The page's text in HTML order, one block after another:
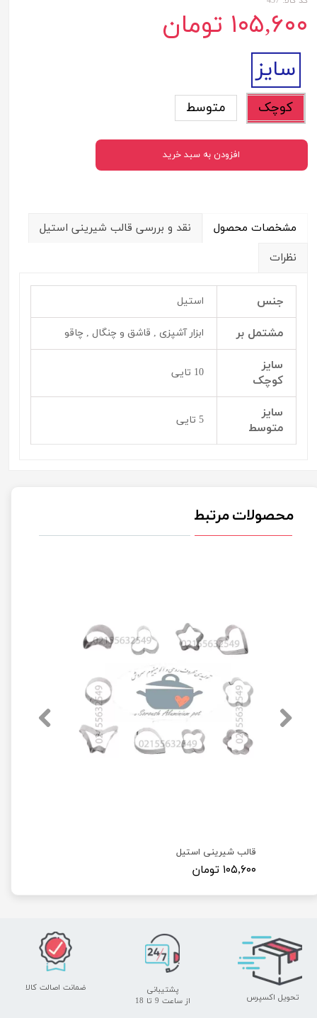
۱۰۵,۶۰۰ تومان
سایز
کوچک متوسط
افزودن به سبد خرید
مشخصات محصول
نقد و بررسی قالب شیرینی استیل
نظرات
جنس استیل
مشتمل بر ابزار آشپزی , قاشق و چنگال , چاقو
سایز
کوچک
10 تایی
سایز
متوسط
5 تایی
محصولات مرتبط
قالب شیرینی استیل
۱۰۵,۶۰۰ تومان
تحویل اکسپرس
پشتیبانی
​​​​​​​از ساعت 9 تا 18
ضمانت اصالت کالا